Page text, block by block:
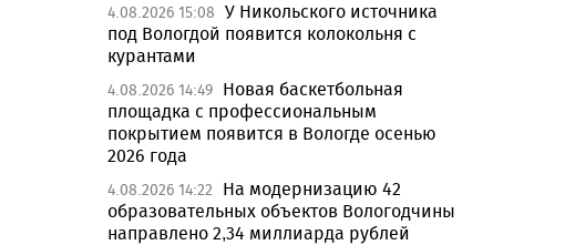
4.08.2026 15:08 У Никольского источника
под Вологдой появится колокольня с
курантами
4.08.2026 14:49 Новая баскетбольная
площадка с профессиональным
покрытием появится в Вологде осенью
2026 года
4.08.2026 14:22
На модернизацию 42
образовательных объектов Вологодчины
направлено 2,34 миллиарда рублей